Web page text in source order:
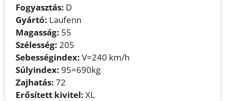
Fogyasztás: D
Gyártó: Laufenn
Magasság: 55
Szélesség: 205
Sebességindex: V=240 km/h
Súlyindex: 95=690kg
Zajhatás: 72
Erősített kivitel: XL